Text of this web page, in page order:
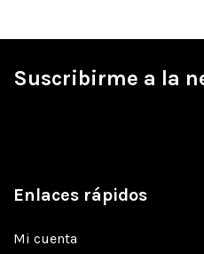
Suscribirme a la
Enlaces rápidos
Mi cuenta